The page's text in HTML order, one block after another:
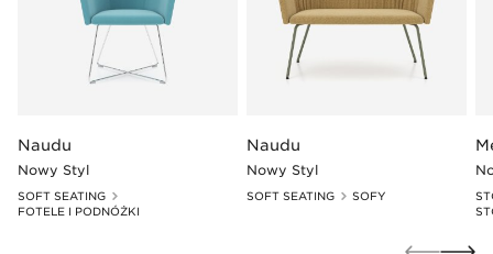
Naudu
Nowy Styl
SOFT SEATING
FOTELE I PODNÓŻKI
Naudu
Nowy Styl
SOFT SEATING SOFY